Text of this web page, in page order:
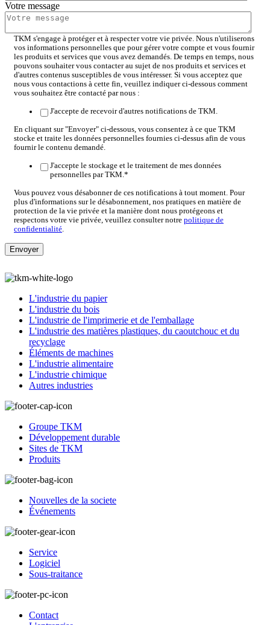
Votre message
TKM s'engage à protéger et à respecter votre vie privée. Nous n'utiliserons
vos informations personnelles que pour gérer votre compte et vous fournir
les produits et services que vous avez demandés. De temps en temps, nous
pouvons souhaiter vous contacter au sujet de nos produits et services et
d'autres contenus susceptibles de vous intéresser. Si vous acceptez que
nous vous contactions à cette fin, veuillez indiquer ci-dessous comment
vous souhaitez être contacté par nous :
J'accepte de recevoir d'autres notifications de TKM.
En cliquant sur "Envoyer" ci-dessous, vous consentez à ce que TKM
stocke et traite les données personnelles fournies ci-dessus afin de vous
fournir le contenu demandé.
J'accepte le stockage et le traitement de mes données
personnelles par TKM.*
Vous pouvez vous désabonner de ces notifications à tout moment. Pour
plus d'informations sur le désabonnement, nos pratiques en matière de
protection de la vie privée et la manière dont nous protégeons et
respectons votre vie privée, veuillez consulter notre politique de
confidentialité.
L'industrie du papier
L'industrie du bois
L'industrie de l'imprimerie et de l'emballage
L'industrie des matières plastiques, du caoutchouc et du
recyclage
Éléments de machines
L'industrie alimentaire
L'industrie chimique
Autres industries
Groupe TKM
Développement durable
Sites de TKM
Produits
Nouvelles de la societe
Événements
Service
Logiciel
Sous-traitance
Contact